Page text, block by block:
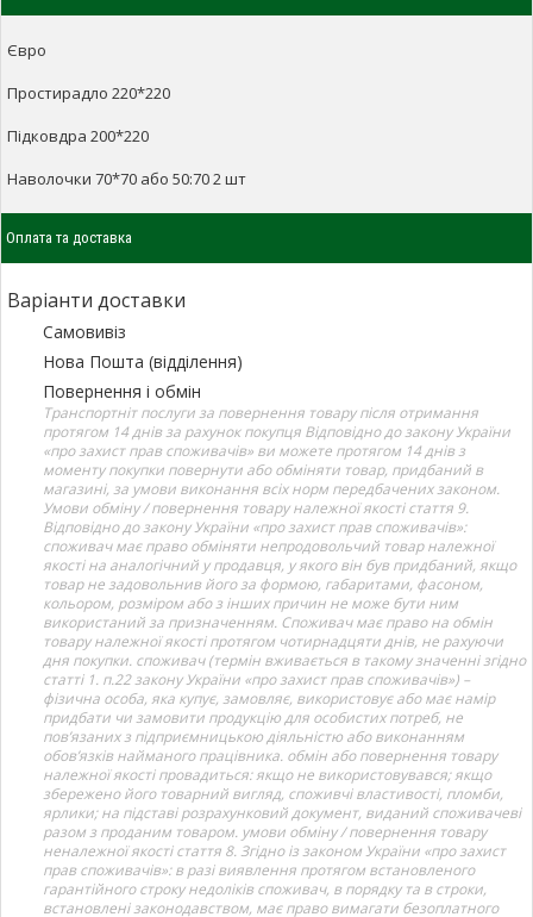
Євро
Простирадло 220*220
Підковдра 200*220
Наволочки 70*70 або 50:70 2 шт
Оплата та доставка
Варіанти доставки
Самовивіз
Нова Пошта (відділення)
Повернення і обмін
Транспортніт послуги за повернення товару після отримання
протягом 14 днів за рахунок покупця Відповідно до закону України
«про захист прав споживачів» ви можете протягом 14 днів з
моменту покупки повернути або обміняти товар, придбаний в
магазині, за умови виконання всіх норм передбачених законом.
Умови обміну / повернення товару належної якості стаття 9.
Відповідно до закону України «про захист прав споживачів»:
споживач має право обміняти непродовольчий товар належної
якості на аналогічний у продавця, у якого він був придбаний, якщо
товар не задовольнив його за формою, габаритами, фасоном,
кольором, розміром або з інших причин не може бути ним
використаний за призначенням. Споживач має право на обмін
товару належної якості протягом чотирнадцяти днів, не рахуючи
дня покупки. споживач (термін вживається в такому значенні згідно
статті 1. п.22 закону України «про захист прав споживачів») –
фізична особа, яка купує, замовляє, використовує або має намір
придбати чи замовити продукцію для особистих потреб, не
пов’язаних з підприємницькою діяльністю або виконанням
обов’язків найманого працівника. обмін або повернення товару
належної якості провадиться: якщо не використовувався; якщо
збережено його товарний вигляд, споживчі властивості, пломби,
ярлики; на підставі розрахунковий документ, виданий споживачеві
разом з проданим товаром. умови обміну / повернення товару
неналежної якості стаття 8. Згідно із законом України «про захист
прав споживачів»: в разі виявлення протягом встановленого
гарантійного строку недоліків споживач, в порядку та в строки,
встановлені законодавством, має право вимагати безоплатного